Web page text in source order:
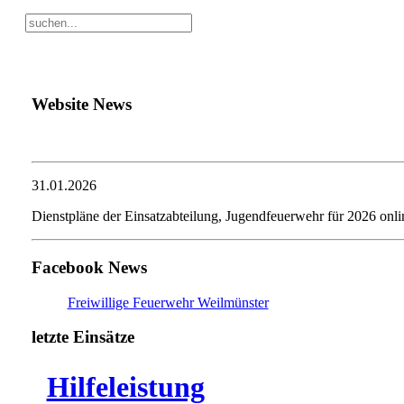
Website News
31.01.2026
Dienstpläne der Einsatzabteilung, Jugendfeuerwehr für 2026
Facebook News
Freiwillige Feuerwehr Weilmünster
letzte Einsätze
Hilfeleistung